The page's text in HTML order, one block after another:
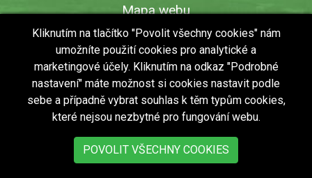
Mapa webu
O webu
Povinně zveřejňované informace
Ochrana osobních údajů (GDPR)
Vyhledávání
RSS
Bezbariérový přístup v obci
Kliknutím na tlačítko "Povolit všechny cookies" nám
umožníte použití cookies pro analytické a
marketingové účely. Kliknutím na odkaz "Podrobné
nastavení" máte možnost si cookies nastavit podle
sebe a případně vybrat souhlas k těm typům cookies,
které nejsou nezbytné pro fungování webu.
POVOLIT VŠECHNY COOKIES